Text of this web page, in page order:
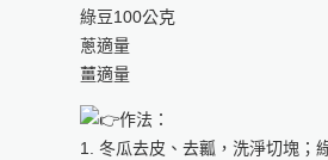
綠豆100公克
蔥適量
薑適量
作法：
1. 冬瓜去皮、去瓤，洗淨切塊；